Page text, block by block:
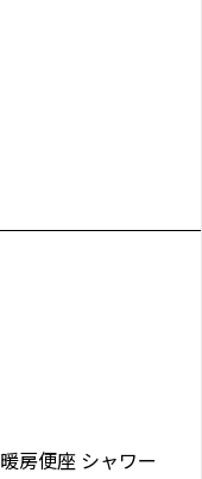
暖房便座 シャワー